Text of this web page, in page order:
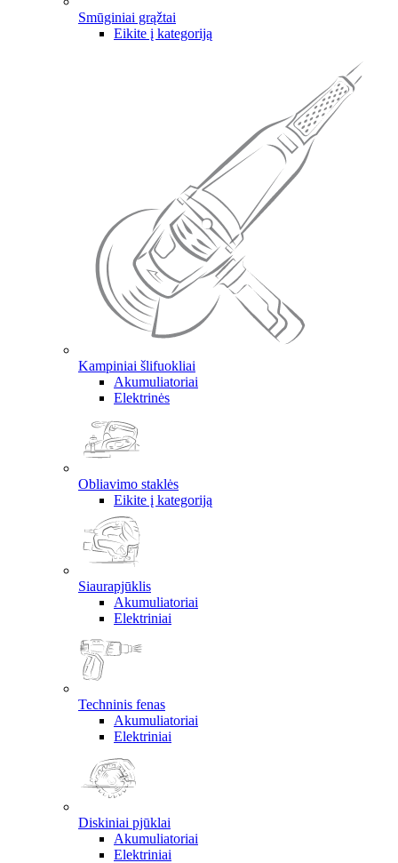
Smūginiai grąžtai
Eikite į kategoriją
Kampiniai šlifuokliai
Akumuliatoriai
Elektrinės
Obliavimo staklės
Eikite į kategoriją
Siaurapjūklis
Akumuliatoriai
Elektriniai
Techninis fenas
Akumuliatoriai
Elektriniai
Diskiniai pjūklai
Akumuliatoriai
Elektriniai